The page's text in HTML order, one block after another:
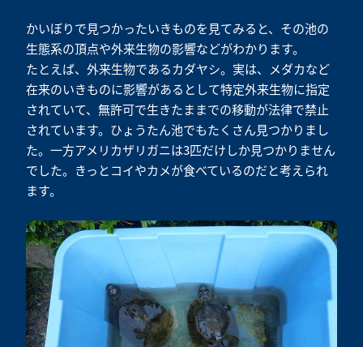
かいぼりで見つかったいきものを見てみると、その池の
生態系の頂点や外来生物の影響などがわかります。
たとえば、外来生物であるカダヤシ。実は、メダカなど
在来のいきものに影響があるとして特定外来生物に指定
されていて、無許可で生きたままでの移動が法律で禁止
されています。ひょうたん池でもたくさん見つかりまし
た。一方アメリカザリガニは3匹だけしか見つかりません
でした。きっとコイやカメが食べているのだと考えられ
ます。